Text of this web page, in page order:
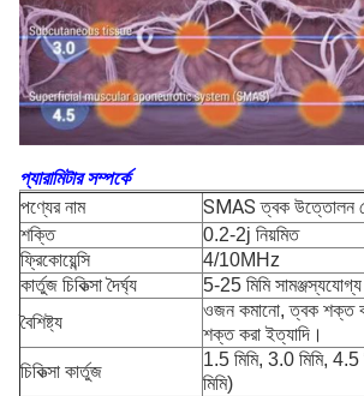
প্যারামিটার সম্পর্কে
পণ্যের নাম
SMAS ত্বক উত্তোলন
শক্তি
0.2-2j নিয়মিত
ফ্রিকোয়েন্সি
4/10MHz
কার্তুজ চিকিত্সা দৈর্ঘ্য
5-25 মিমি সামঞ্জস্যযোগ্য
বৈশিষ্ট্য
ওজন কমানো, ত্বক শক্ত
শক্ত করা ইত্যাদি।
চিকিত্সা কার্তুজ
1.5 মিমি, 3.0 মিমি,
মিমি)